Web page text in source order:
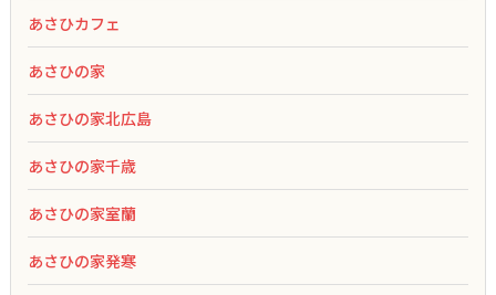
あさひカフェ
あさひの家
あさひの家北広島
あさひの家千歳
あさひの家室蘭
あさひの家発寒